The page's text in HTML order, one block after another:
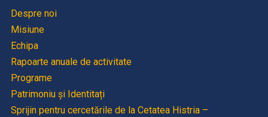
Despre noi
Misiune
Echipa
Rapoarte anuale de activitate
Programe
Patrimoniu și Identitați
Sprijin pentru cercetările de la Cetatea Histria –